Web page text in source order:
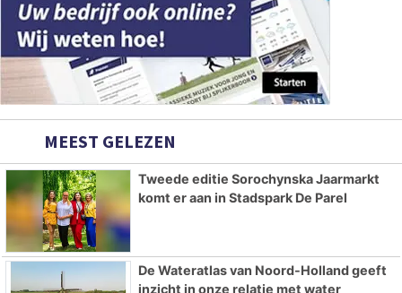
MEEST GELEZEN
Tweede editie Sorochynska Jaarmarkt
komt er aan in Stadspark De Parel
De Wateratlas van Noord-Holland geeft
inzicht in onze relatie met water